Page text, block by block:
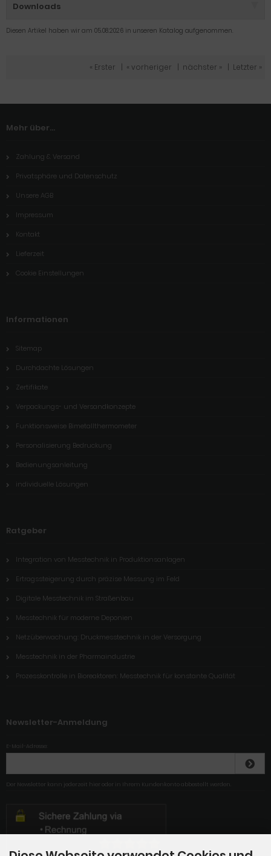
Downloads
Diesen Artikel haben wir am 05.08.2026 in unseren Katalog aufgenommen.
« Erster « vorheriger nächster » Letzter »
Mehr über...
Zahlung & Versand
Privatsphäre und Datenschutz
Unsere AGB
Impressum
Kontakt
Lieferzeit
Cookie Einstellungen
Informationen
Sitemap
Durchdachte Lösungen
Zertifikate
Verpackungs- und Versandkonzepte
Funktionsweise Bimetallthermometer
Personalisierung Bedruckung
Bedienungsanleitung
individuelle Lösungen
Ratgeber
Integration von Messtechnik in Produktionsanlagen
Ertragssteigerung durch präzise Messung im Feld
Digitale Messtechnik im Straßenbau
Messtechnik für moderne Deponien
Netzüberwachung: Druckmesstechnik in der Versorgung
Messtechnik in der Pharmaindustrie
Prozesskontrolle in Bioreaktoren: Messtechnik für konstante Qualität
Newsletter-Anmeldung
E-Mail-Adresse:
Der Newsletter kann jederzeit hier oder in Ihrem Kundenkonto abbestellt werden.